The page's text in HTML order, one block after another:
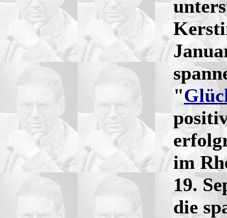
"
im
19.
die